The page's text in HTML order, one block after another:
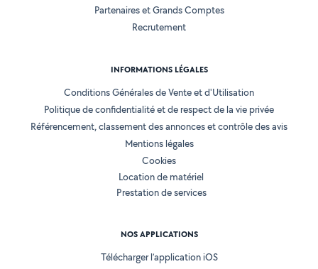
Partenaires et Grands Comptes
Recrutement
INFORMATIONS LÉGALES
Conditions Générales de Vente et d'Utilisation
Politique de confidentialité et de respect de la vie privée
Référencement, classement des annonces et contrôle des avis
Mentions légales
Cookies
Location de matériel
Prestation de services
NOS APPLICATIONS
Télécharger l’application iOS